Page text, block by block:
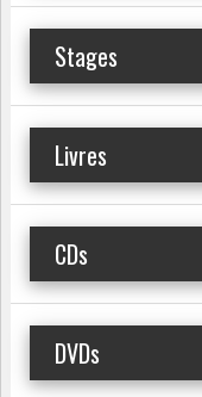
Stages
Livres
CDs
DVDs